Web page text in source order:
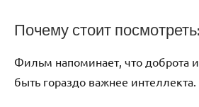
Почему стоит
Фильм напоминает, что доброта и
быть гораздо важнее интеллекта.